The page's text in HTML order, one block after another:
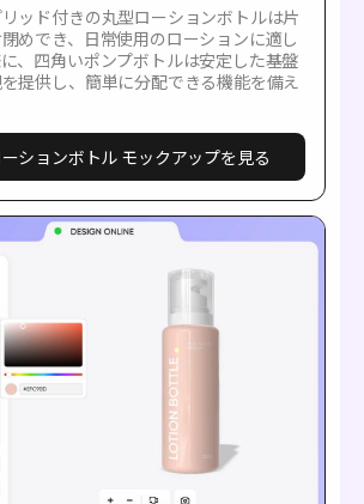
ッド付きの丸型ローションボトルは片
めでき、日常使用のローションに適し
、四角いポンプボトルは安定した基盤
提供し、簡単に分配できる機能を備え
ションボトル モックアップを見る